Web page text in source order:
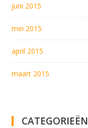
juni 2015
mei 2015
april 2015
maart 2015
CATEGORIEËN